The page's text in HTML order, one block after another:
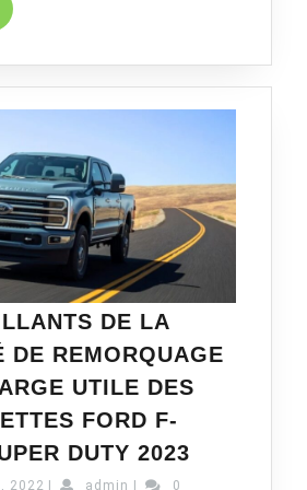
READ
DE LA
DE REMORQUAGE
UTILE DES
FORD F-
DUTY 2023
2022 novembre
admin admin 0